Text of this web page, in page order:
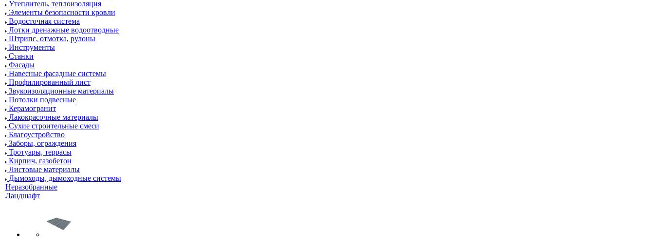
Утеплитель, теплоизоляция
Элементы безопасности кровли
Водосточная система
Лотки дренажные водоотводные
Штрипс, отмотка, рулоны
Инструменты
Станки
Фасады
Навесные фасадные системы
Профилированный лист
Звукоизоляционные материалы
Потолки подвесные
Керамогранит
Лакокрасочные материалы
Сухие строительные смеси
Благоустройство
Заборы, ограждения
Тротуары, террасы
Кирпич, газобетон
Листовые материалы
Дымоходы, дымоходные системы
Неразобранные
Ландшафт